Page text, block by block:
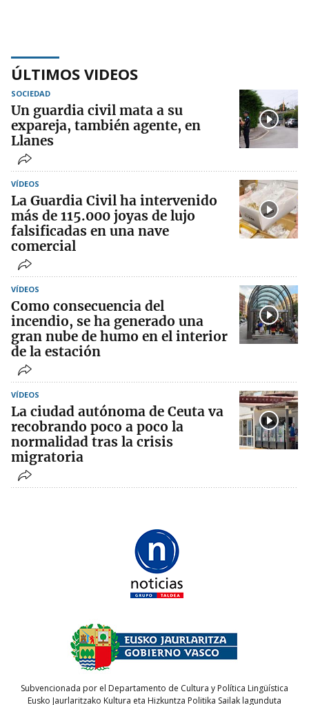
ÚLTIMOS VIDEOS
SOCIEDAD
Un guardia civil mata a su
expareja, también agente, en
Llanes
VÍDEOS
La Guardia Civil ha intervenido
más de 115.000 joyas de lujo
falsificadas en una nave
comercial
VÍDEOS
Como consecuencia del
incendio, se ha generado una
gran nube de humo en el interior
de la estación
VÍDEOS
La ciudad autónoma de Ceuta va
recobrando poco a poco la
normalidad tras la crisis
migratoria
Subvencionada por el Departamento de Cultura y Política Lingüística
Eusko Jaurlaritzako Kultura eta Hizkuntza Politika Sailak lagunduta